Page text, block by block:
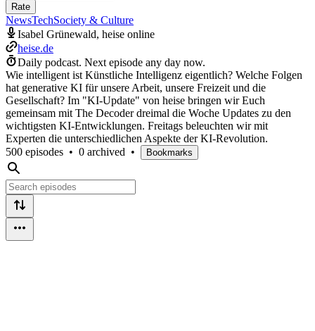
Rate
NewsTechSociety & Culture
Isabel Grünewald, heise online
heise.de
Daily podcast. Next episode any day now.
Wie intelligent ist Künstliche Intelligenz eigentlich? Welche Folgen
hat generative KI für unsere Arbeit, unsere Freizeit und die
Gesellschaft? Im "KI-Update" von heise bringen wir Euch
gemeinsam mit The Decoder dreimal die Woche Updates zu den
wichtigsten KI-Entwicklungen. Freitags beleuchten wir mit
Experten die unterschiedlichen Aspekte der KI-Revolution.
500 episodes • 0 archived • Bookmarks